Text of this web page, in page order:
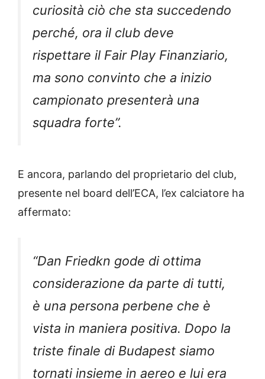
curiosità ciò che sta succedendo
perché, ora il club deve
rispettare il Fair Play Finanziario,
ma sono convinto che a inizio
campionato presenterà una
squadra forte”.
E ancora, parlando del proprietario del club,
presente nel board dell’ECA, l’ex calciatore ha
affermato:
“Dan Friedkn gode di ottima
considerazione da parte di tutti,
è una persona perbene che è
vista in maniera positiva. Dopo la
triste finale di Budapest siamo
tornati insieme in aereo e lui era